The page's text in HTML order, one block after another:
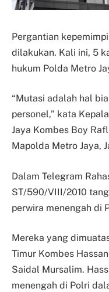
Pergantian
dilakukan. Kali ini, 5
hukum Polda Metro
“Mutasi adalah hal
personel,” kata
Jaya Kombes Boy
Mapolda Metro Jaya,
Dalam Telegram
ST/590/VIII/2010
perwira menengah di
Mereka yang
Timur Kombes
Saidal Mursalim.
menengah di Polri